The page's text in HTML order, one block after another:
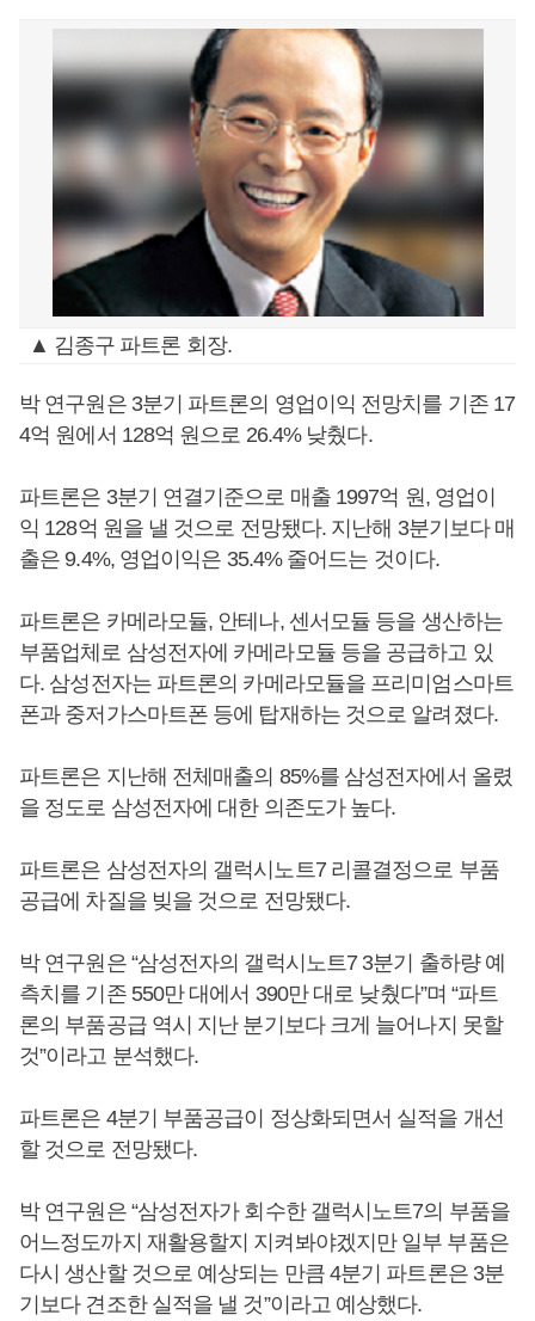
▲ 김종구 파트론 회장.
박 연구원은 3분기 파트론의 영업이익 전망치를 기존 17
4억 원에서 128억 원으로 26.4% 낮췄다.
파트론은 3분기 연결기준으로 매출 1997억 원, 영업이
익 128억 원을 낼 것으로 전망됐다. 지난해 3분기보다 매
출은 9.4%, 영업이익은 35.4% 줄어드는 것이다.
파트론은 카메라모듈, 안테나, 센서모듈 등을 생산하는
부품업체로 삼성전자에 카메라모듈 등을 공급하고 있
다. 삼성전자는 파트론의 카메라모듈을 프리미엄스마트
폰과 중저가스마트폰 등에 탑재하는 것으로 알려졌다.
파트론은 지난해 전체매출의 85%를 삼성전자에서 올렸
을 정도로 삼성전자에 대한 의존도가 높다.
파트론은 삼성전자의 갤럭시노트7 리콜결정으로 부품
공급에 차질을 빚을 것으로 전망됐다.
박 연구원은 “삼성전자의 갤럭시노트7 3분기 출하량 예
측치를 기존 550만 대에서 390만 대로 낮췄다”며 “파트
론의 부품공급 역시 지난 분기보다 크게 늘어나지 못할
것”이라고 분석했다.
파트론은 4분기 부품공급이 정상화되면서 실적을 개선
할 것으로 전망됐다.
박 연구원은 “삼성전자가 회수한 갤럭시노트7의 부품을
어느정도까지 재활용할지 지켜봐야겠지만 일부 부품은
다시 생산할 것으로 예상되는 만큼 4분기 파트론은 3분
기보다 견조한 실적을 낼 것”이라고 예상했다.